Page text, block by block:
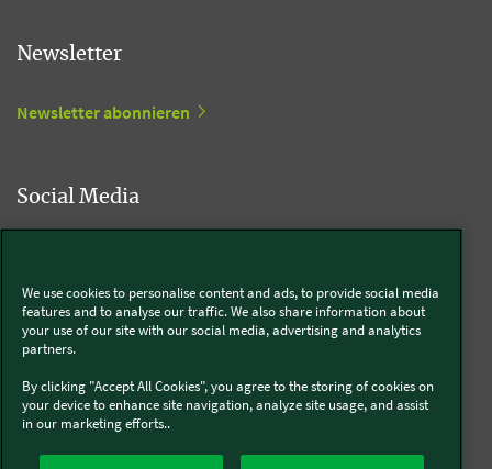
Newsletter
Newsletter abonnieren
Social Media
Thermomix®
We use cookies to personalise content and ads, to provide social media
features and to analyse our traffic. We also share information about
your use of our site with our social media, advertising and analytics
partners.
By clicking "Accept All Cookies", you agree to the storing of cookies on
your device to enhance site navigation, analyze site usage, and assist
in our marketing efforts..